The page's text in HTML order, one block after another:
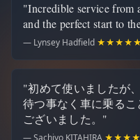
"Incredible service from
and the perfect start to
— Lynsey Hadfield ★★★★★
"初めて使いましたが
待つ事なく車に乗る
ございました。"
— Sachiyo KITAHIRA